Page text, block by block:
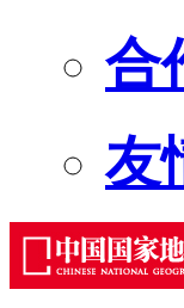
合
友